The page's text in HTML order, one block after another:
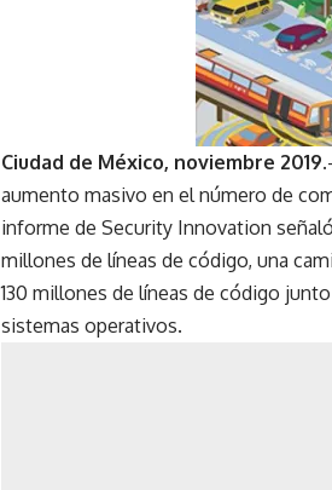
Ciudad de México, noviembre 2019.
aumento masivo en el número de
informe de Security Innovation
millones de líneas de código, una
130 millones de líneas de código
sistemas operativos.